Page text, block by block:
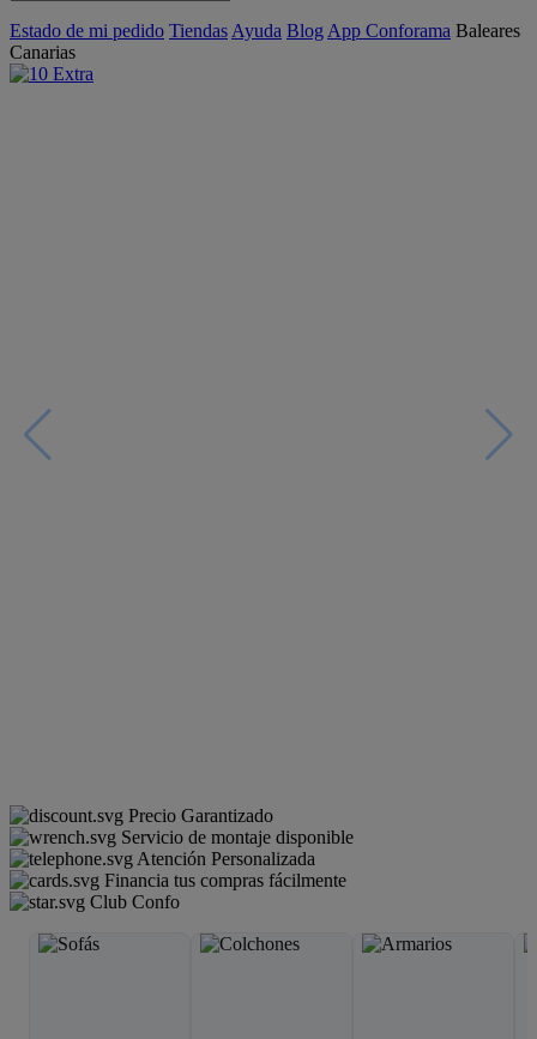
Estado de mi pedido Tiendas Ayuda Blog App Conforama Baleares
Canarias
Precio Garantizado
Servicio de montaje disponible
Atención Personalizada
Financia tus compras fácilmente
Club Confo